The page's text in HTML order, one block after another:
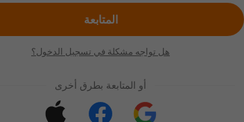
المتابعة
هل تواجه مشكلة في تسجيل الدخول؟
أو المتابعة بطرق أخرى